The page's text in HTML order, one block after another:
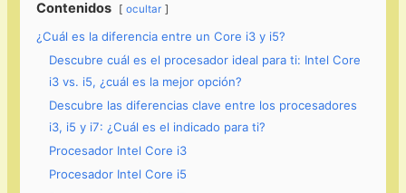
Contenidos ocultar
¿Cuál es la diferencia entre un Core i3 y i5?
Descubre cuál es el procesador ideal para ti: Intel Core
i3 vs. i5, ¿cuál es la mejor opción?
Descubre las diferencias clave entre los procesadores
i3, i5 y i7: ¿Cuál es el indicado para ti?
Procesador Intel Core i3
Procesador Intel Core i5